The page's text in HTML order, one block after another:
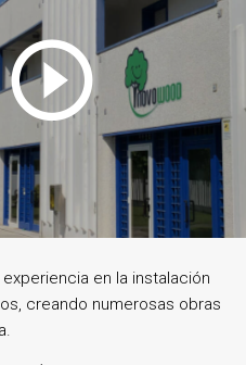
en la instalación
creando numerosas obras